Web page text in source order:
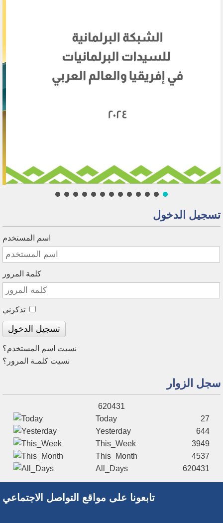
تسجيل الدخول
اسم المستخدم
كلمة المرور
تذكرني
تسجيل الدخول
نسيت اسم المستخدم؟
نسيت كلمـة المرور؟
سجل الزوار
620431
Today
27
Yesterday
644
This_Week
3949
This_Month
4537
All_Days
620431
تابعونا على مواقع التواصل الاجتماعي